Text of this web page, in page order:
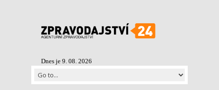
Dnes je 9. 08. 2026